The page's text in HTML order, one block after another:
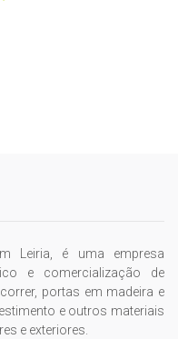
Leiria, é uma empresa
e comercialização de
portas em madeira e
e outros materiais
e exteriores.